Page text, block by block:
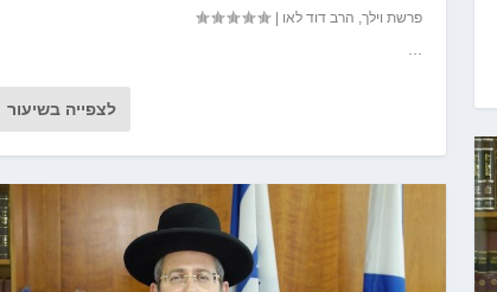
פרשת וילך, הרב דוד לאו
לצפייה בשיעור